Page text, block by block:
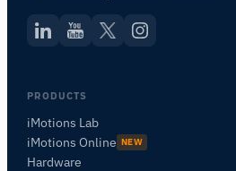
PRODUCTS
iMotions Lab
iMotions Online NEW
Hardware